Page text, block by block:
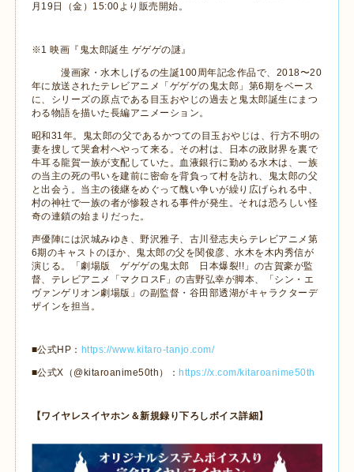
月19日（金）15:00より販売開始。
※1 映画『鬼太郎誕生 ゲゲゲの謎』
漫画家・水木しげるの生誕100周年記念作品で、2018〜20
年に放送されたテレビアニメ「ゲゲゲの鬼太郎」第6期をベース
に、シリーズの原点である目玉おやじの過去と鬼太郎誕生にまつ
わる物語を描いた長編アニメーション。
昭和31年。鬼太郎の父であるかつての目玉おやじは、行方不明の
妻を捜して哭倉村へやって来る。その村は、日本の政財界を裏で
牛耳る龍賀一族が支配していた。血液銀行に勤める水木は、一族
の当主の死の弔いを建前に密命を背負って村を訪れ、鬼太郎の父
と出会う。当主の後継をめぐって醜い争いが繰り広げられる中、
村の神社で一族の者が惨殺される事件が発生。それは恐ろしい怪
奇の連鎖の始まりだった。
声優陣には沢城みゆき、野沢雅子、古川登志夫らテレビアニメ第
6期のキャストのほか、鬼太郎の父を関俊彦、水木を木内秀信が
演じる。「劇場版 ゲゲゲの鬼太郎 日本爆裂!!」の古賀豪が監
督、テレビアニメ「マクロスF」の吉野弘幸が脚本、「シン・エ
ヴァンゲリオン劇場版」の副監督・谷田部透湖がキャラクターデ
ザインを担当。
■公式HP： https://www.kitaro-tanjo.com/
■公式X（@kitaroanime50th）： https://x.com/kitaroanime50th
【ワイヤレスイヤホン＆新規録り下ろしボイス詳細】